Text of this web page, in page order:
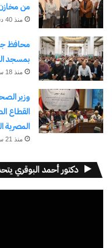
من
منذ 40 دقيقة
محافظ
بمسجد
منذ 18 ساعة
وزير
القطاع
المصرية
منذ 21 ساعة
دكتور أحمد البوقري